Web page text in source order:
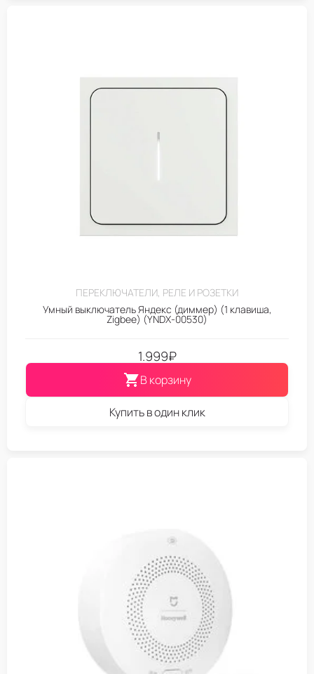
ПЕРЕКЛЮЧАТЕЛИ, РЕЛЕ И РОЗЕТКИ
Умный выключатель Яндекс (диммер) (1 клавиша,
Zigbee) (YNDX-00530)
1.999₽
В корзину
Купить в один клик